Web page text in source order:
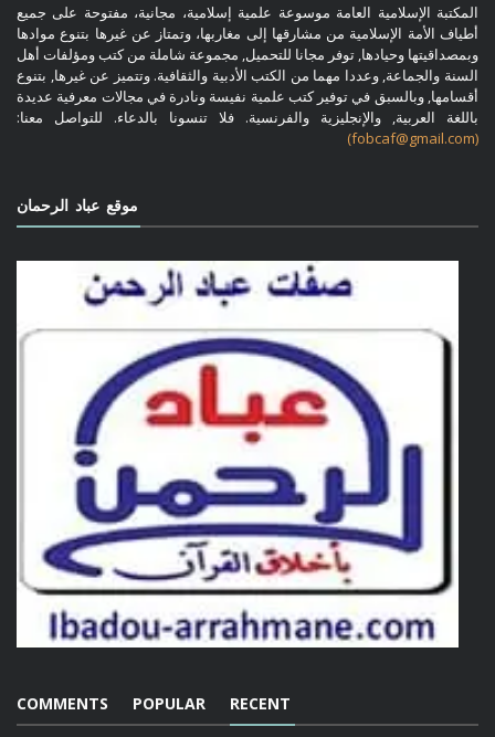
المكتبة الإسلامية العامة موسوعة علمية إسلامية، مجانية، مفتوحة على جميع
أطياف الأمة الإسلامية من مشارقها إلى مغاربها، وتمتاز عن غيرها بتنوع موادها
وبمصداقيتها وحيادها, توفر مجانا للتحميل, مجموعة شاملة من كتب ومؤلفات أهل
السنة والجماعة, وعددا مهما من الكتب الأدبية والثقافية. وتتميز عن غيرها, بتنوع
أقسامها, وبالسبق في توفير كتب علمية نفيسة ونادرة في مجالات معرفية عديدة
باللغة العربية, والإنجليزية والفرنسية. فلا تنسونا بالدعاء. للتواصل معنا:
(fobcaf@gmail.com)
موقع عباد الرحمان
RECENT
POPULAR
COMMENTS